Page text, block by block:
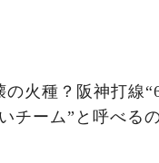
の火種？阪神打線
ーム”と呼べるの